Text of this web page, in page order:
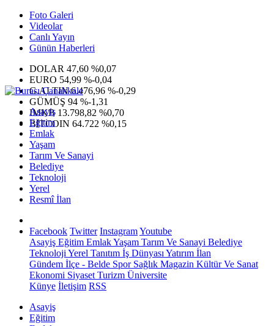
Foto Galeri
Videolar
Canlı Yayın
Günün Haberleri
DOLAR 47,60 %0,07
EURO 54,99 %-0,04
G.ALTIN6.476,96 %-0,29
GÜMÜŞ 94 %-1,31
IMKB 13.798,82 %0,70
BITCOIN 64.722 %0,15
Asayiş
Eğitim
Emlak
Yaşam
Tarım Ve Sanayi
Belediye
Teknoloji
Yerel
Resmî İlan
Facebook Twitter InstagramYoutube
Asayiş Eğitim EmlakYaşam Tarım Ve Sanayi Belediye
Teknoloji Yerel Tanıtım İş Dünyası Yatırım İlan
Gündem İlçe - Belde SporSağlık Magazin Kültür Ve Sanat
Ekonomi Siyaset Turizm Üniversite
Künye İletişim RSS
Asayiş
Eğitim